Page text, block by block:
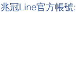
兆冠Line官方帳號: